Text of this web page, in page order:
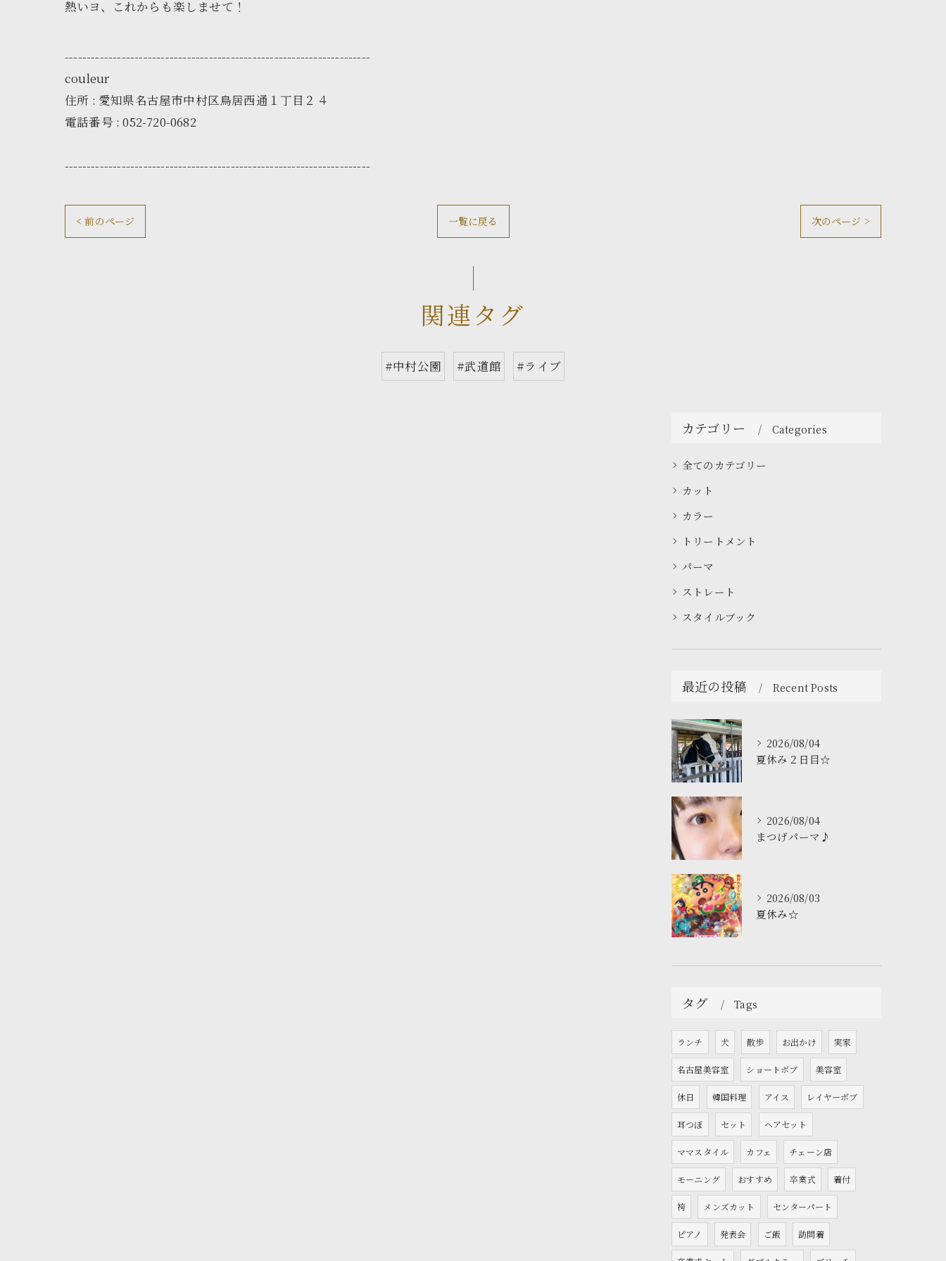
熱いヨ、これからも楽しませて！
----------------------------------------------------------------------
couleur
住所 : 愛知県名古屋市中村区鳥居西通１丁目２４
電話番号 : 052-720-0682
----------------------------------------------------------------------
< 前のページ 一覧に戻る 次のページ >
関連タグ
#中村公園 #武道館 #ライブ
カテゴリー Categories
全てのカテゴリー
カット
カラー
トリートメント
パーマ
ストレート
スタイルブック
最近の投稿 Recent Posts
2026/08/04
夏休み２日目☆
2026/08/04
まつげパーマ♪
2026/08/03
夏休み☆
タグ Tags
ランチ 犬 散歩 お出かけ 実家
名古屋美容室 ショートボブ 美容室
休日 韓国料理 アイス レイヤーボブ
耳つぼ セット ヘアセット
ママスタイル カフェ チェーン店
モーニング おすすめ 卒業式 着付
袴 メンズカット センターパート
ピアノ 発表会 ご飯 訪問着